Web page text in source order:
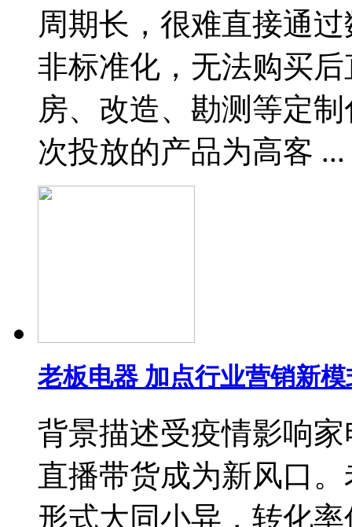
周期长，很难直接通
非标准化，无法购买
房、改造、勘测等定
次投放的产品为高客 ...
老板电器 加点行业营销新模
背景描述受疫情影响
直播带货成为新风口
形式大同小异，转化